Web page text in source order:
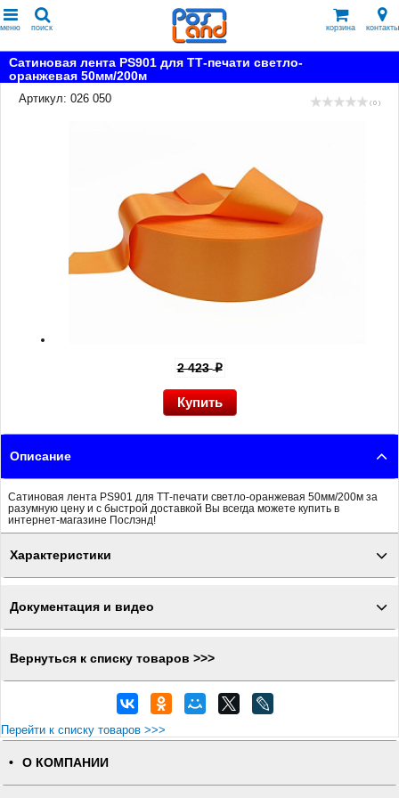
меню поиск корзина контакты
Сатиновая лента PS901 для ТТ-печати светло-
оранжевая 50мм/200м
Артикул: 026 050
( 0 )
2 423p
Описание
Сатиновая лента PS901 для ТТ-печати светло-оранжевая 50мм/200м за
разумную цену и с быстрой доставкой Вы всегда можете купить в
интернет-магазине Послэнд!
Характеристики
Документация и видео
Вернуться к списку товаров >>>
Перейти к списку товаров >>>
О КОМПАНИИ